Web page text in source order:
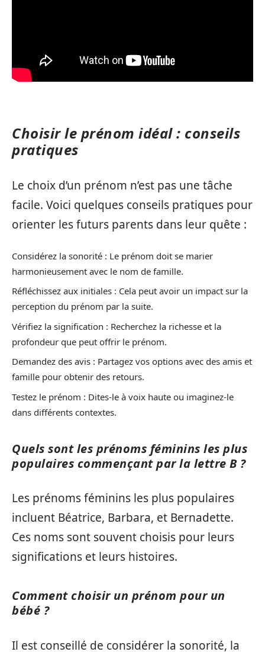
Choisir le prénom idéal : conseils
pratiques
Le choix d’un prénom n’est pas une tâche
facile. Voici quelques conseils pratiques pour
orienter les futurs parents dans leur quête :
Considérez la sonorité : Le prénom doit se marier
harmonieusement avec le nom de famille.
Réfléchissez aux initiales : Cela peut avoir un impact sur la
perception du prénom par la suite.
Vérifiez la signification : Recherchez la richesse et la
profondeur que peut offrir le prénom.
Demandez des avis : Partagez vos options avec des amis et
famille pour obtenir des retours.
Testez le prénom : Dites-le à voix haute ou imaginez-le
dans différents contextes.
Quels sont les prénoms féminins les plus
populaires commençant par la lettre B ?
Les prénoms féminins les plus populaires
incluent Béatrice, Barbara, et Bernadette.
Ces noms sont souvent choisis pour leurs
significations et leurs histoires.
Comment choisir un prénom pour un
bébé ?
Il est conseillé de considérer la sonorité, la